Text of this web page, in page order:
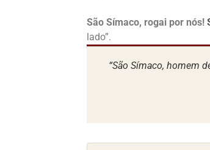
São Símaco, rogai por nós!
lado”.
“São Símaco, homem